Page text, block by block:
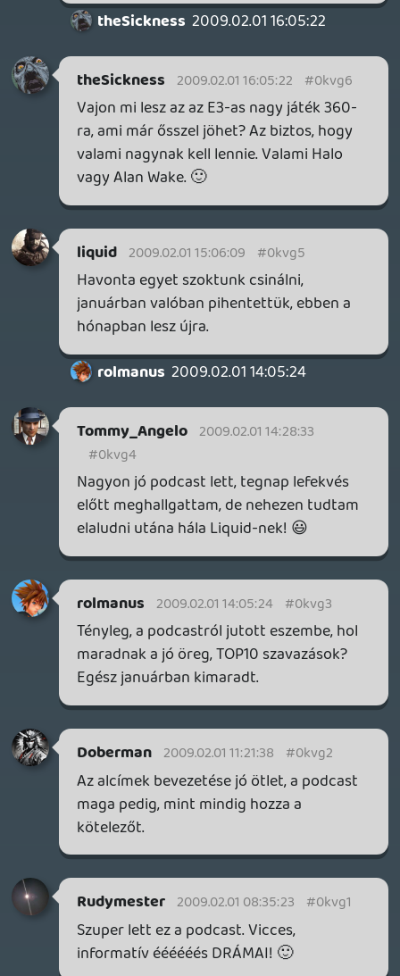
Roxas 2009.01.31 21:13:10 #0kvg0
Azt tudom, azért is néztem, szépen át lett
Ordel 2009.01.31 16:56:21
2009.01.31 18:41:05
B-meg, hzx, épp siettem át a hévnél a
síneken, amikor benyomtad ezt a
"dedszpész!" felkiáltást. Szokás szerint
mindenkit hallani jól. Azt hittem, elcsapott
az egyik szerelvény. 😃
rolmanus 2009.01.31 17:26:26 #0kvfy
Jaja, valakinek mindig kikapcsoljátok 😃
drag 2009.01.31 17:14:45
drag 2009.01.31 17:14:45 #0kvfx
Ez inkább annak tudható be, hogy nem
ugyanolyan mikrofonokat használunk.
Hazuki 2009.01.30 21:58:08
Ordel 2009.01.31 16:56:21 #0kvfw
Sorozatoknál is így jelölik. 🙂
A podcast pedig ismét remek lett, és csak
egyet tudok érteni drag-gel, a Prince of
legjobbjai között. Zseniális játék.
Roxas 2009.01.31 15:01:23
Es szamuraj lettel?
macewindu74 2009.01.30 22:35:02
rolmanus 2009.01.31 15:27:41
Jó, igaz. 🙂
Roxas 2009.01.31 15:01:23 #0kvft
S3E01 Ez a 3. szezon első felvonás vagány